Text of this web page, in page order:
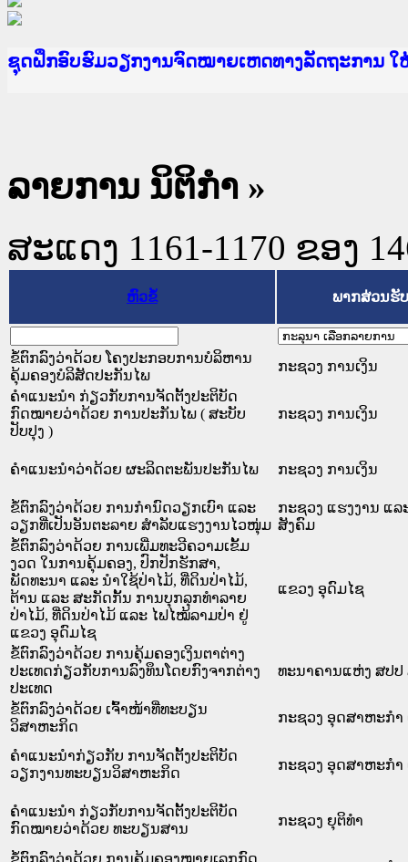
Ministry of Justice Lao PDR
ເຜີຍແຜ່ວັບໄຊຈົດໝາຍເຫດທາງລັດຖະການ ແລະ ແອັ
ກະຊວງຍຸຕິທຳ
ຊຸດຝຶກອົບຮົມວຽກງານຈົດໝາຍເຫດທາງລັດຖະການ
ກອງປະຊຸມທົບທວນຄືນການຈັດຕັ້ງປະຕິບັດວຽກງານຈົ
ຝຶກອົບຮົມ ຜູ່ປະສານງານວຽກງານຈົດໝາຍເຫດທາງລັ
ຝຶກອົບຮົມ ຜູ່ປະສານງານວຽກງານຈົດໝາຍເຫດທາງລັ
ເຜີຍແຜ່ແອັບກົດໝາຍລາວ ແລະ ເວັບໄຊຈົດໝາຍເຫດ
ເຜີຍແຜ່ແອັບກົດໝາຍລາວ ແລະ ເວັບໄຊຈົດໝາຍເຫດ
ຍົກລະດັບວຽກງານຈົດໝາຍເຫດທາງລັດຖະການໃຫ້ຜູ້
ຊຸດຝຶກອົບຮົມວຽກງານຈົດໝາຍເຫດທາງລັດຖະການ ໃ
ລາຍການ ນິຕິກໍາ »
ສະແດງ 1161-1170 ຂອງ
ຫົວຂໍ້ ພາກສ່ວນຮັ
ຂໍ້ຕົກລົງວ່າດ້ວຍ ໂຄງປະກອບການບໍລິຫານ
ຄຸ້ມຄອງບໍລິສັດປະກັນໄພ
ກະຊວງ ການເງິນ
ຄຳແນະນຳ ກ່ຽວກັບການຈັດຕັ້ງປະຕິບັດ
ກົດໝາຍວ່າດ້ວຍ ການປະກັນໄພ ( ສະບັບ
ປັບປຸງ )
ກະຊວງ ການເງິນ
ຄຳແນະນຳວ່າດ້ວຍ ຜະລິດຕະພັນປະກັນໄພ ກະຊວງ ການເງິນ
ຂໍ້ຕົກລົງວ່າດ້ວຍ ການກຳນົດວຽກເບົາ ແລະ
ວຽກທີ່ເປັນອັນຕະລາຍ ສຳລັບແຮງງານໄວໜຸ່ມ
ກະຊວງ ແຮງງານ ແ
ສັງຄົມ
ຂໍ້ຕົກລົງວ່າດ້ວຍ ການເພີ່ມທະວີຄວາມເຂັ້ມ
ງວດ ໃນການຄຸ້ມຄອງ, ປົກປັກຮັກສາ,
ພັດທະນາ ແລະ ນຳໃຊ້ປ່າໄມ້, ທີ່ດິນປ່າໄມ້,
ຕ້ານ ແລະ ສະກັດກັ້ນ ການບຸກລຸກທຳລາຍ
ປ່າໄມ້, ທີ່ດິນປ່າໄມ້ ແລະ ໄຟໄໝ້ລາມປ່າ ຢູ່
ແຂວງ ອຸດົມໄຊ
ແຂວງ ອຸດົມໄຊ
ຂໍ້ຕົກລົງວ່າດ້ວຍ ການຄຸ້ມຄອງເງິນຕາຕ່າງ
ປະເທດກ່ຽວກັບການລົງທຶນໂດຍກົງຈາກຕ່າງ
ປະເທດ
ທະນາຄານແຫ່ງ ສປປ
ຂໍ້ຕົກລົງວ່າດ້ວຍ ເຈົ້າໜ້າທີ່ທະບຽນ
ວິສາຫະກິດ
ກະຊວງ ອຸດສາຫະກຳ
ຄໍາແນະນໍາກ່ຽວກັບ ການຈັດຕັ້ງປະຕິບັດ
ວຽກງານທະບຽນວິສາຫະກິດ
ກະຊວງ ອຸດສາຫະກຳ
ຄຳແນະນຳ ກ່ຽວກັບການຈັດຕັ້ງປະຕິບັດ
ກົດໝາຍວ່າດ້ວຍ ທະບຽນສານ
ກະຊວງ ຍຸຕິທໍາ
ຂໍ້ຕົກລົງວ່າດ້ວຍ ການຄຸ້ມຄອງໝາຍເລກກົດ